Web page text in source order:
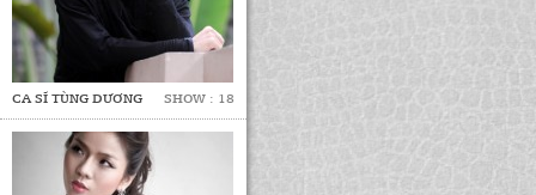
CA SĨ TÙNG DƯƠNG SHOW : 18